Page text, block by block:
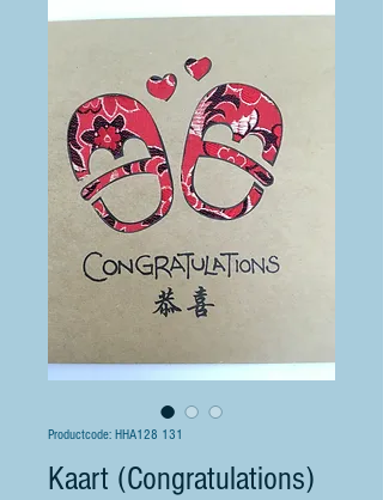
Productcode: HHA128 131
Kaart (Congratulations)